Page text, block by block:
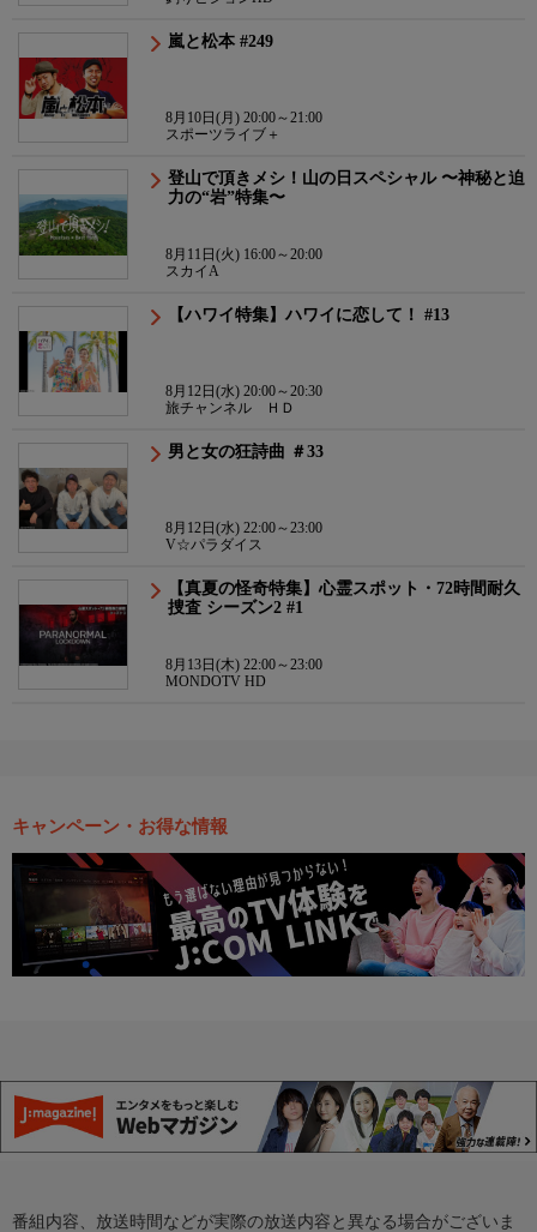
嵐と松本 #249
8月10日(月) 20:00～21:00
スポーツライブ＋
登山で頂きメシ！山の日スペシャル 〜神秘と迫
力の“岩”特集〜
8月11日(火) 16:00～20:00
スカイA
【ハワイ特集】ハワイに恋して！ #13
8月12日(水) 20:00～20:30
旅チャンネル ＨＤ
男と女の狂詩曲 ＃33
8月12日(水) 22:00～23:00
V☆パラダイス
【真夏の怪奇特集】心霊スポット・72時間耐久
捜査 シーズン2 #1
8月13日(木) 22:00～23:00
MONDOTV HD
キャンペーン・お得な情報
番組内容、放送時間などが実際の放送内容と異なる場合がございま